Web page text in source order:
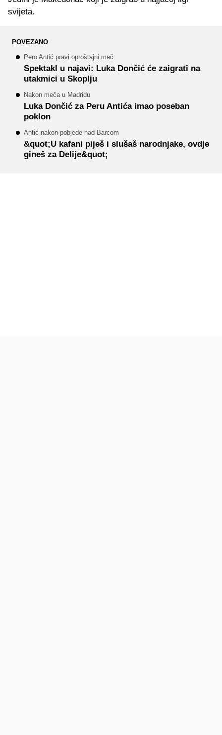
svijeta.
POVEZANO
Pero Antić pravi oproštajni meč
Spektakl u najavi: Luka Dončić će zaigrati na
utakmici u Skoplju
Nakon meča u Madridu
Luka Dončić za Peru Antića imao poseban
poklon
Antić nakon pobjede nad Barcom
&quot;U kafani piješ i slušaš narodnjake, ovdje
gineš za Delije&quot;